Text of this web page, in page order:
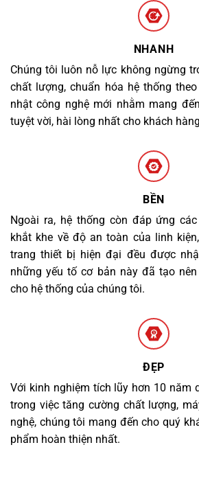
NHANH
Chúng tôi luôn nỗ lực không ngừng
chất lượng, chuẩn hóa hệ thống
nhật công nghệ mới nhằm mang
tuyệt vời, hài lòng nhất cho khách
BỀN
Ngoài ra, hệ thống còn đáp ứng
khắt khe về độ an toàn của linh
trang thiết bị hiện đại đều được
những yếu tố cơ bản này đã tạo
cho hệ thống của chúng tôi.
ĐẸP
Với kinh nghiệm tích lũy hơn 10 năm
trong việc tăng cường chất lượng,
nghệ, chúng tôi mang đến cho quý
phẩm hoàn thiện nhất.